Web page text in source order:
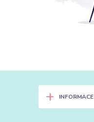
+ INFORMACE